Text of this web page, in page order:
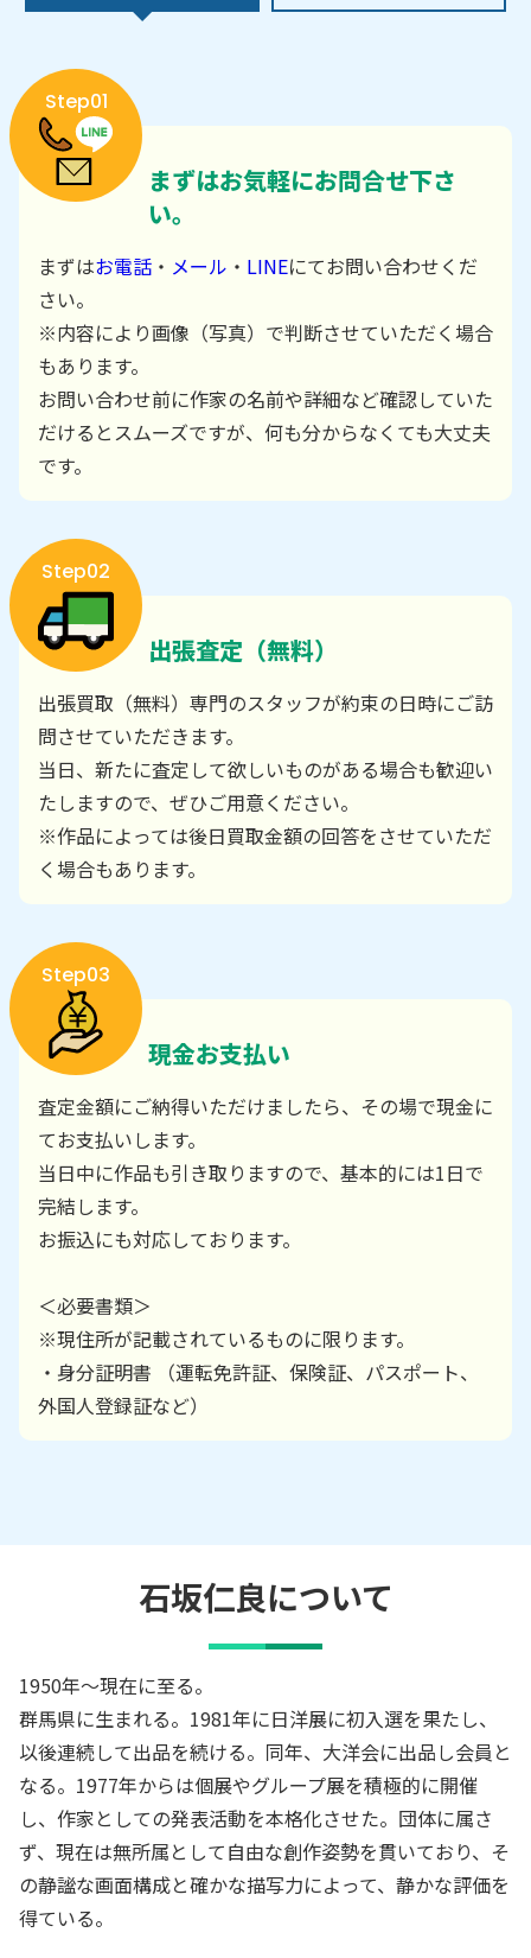
Step01
まずはお気軽にお問合せ下さ
い。
まずはお電話 ・ メール ・ LINEにてお問い合わせくだ
さい。
※内容により画像（写真）で判断させていただく場合
もあります。
お問い合わせ前に作家の名前や詳細など確認していた
だけるとスムーズですが、何も分からなくても大丈夫
です。
Step02
出張査定（無料）
出張買取（無料）専門のスタッフが約束の日時にご訪
問させていただきます。
当日、新たに査定して欲しいものがある場合も歓迎い
たしますので、ぜひご用意ください。
※作品によっては後日買取金額の回答をさせていただ
く場合もあります。
Step03
現金お支払い
査定金額にご納得いただけましたら、その場で現金に
てお支払いします。
当日中に作品も引き取りますので、基本的には1日で
完結します。
お振込にも対応しております。
＜必要書類＞
※現住所が記載されているものに限ります。
・身分証明書 （運転免許証、保険証、パスポート、
外国人登録証など）
石坂仁良について
1950年～現在に至る。
群馬県に生まれる。1981年に日洋展に初入選を果たし、
以後連続して出品を続ける。同年、大洋会に出品し会員と
なる。1977年からは個展やグループ展を積極的に開催
し、作家としての発表活動を本格化させた。団体に属さ
ず、現在は無所属として自由な創作姿勢を貫いており、そ
の静謐な画面構成と確かな描写力によって、静かな評価を
得ている。